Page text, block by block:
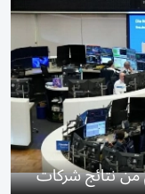
نتائج شركات